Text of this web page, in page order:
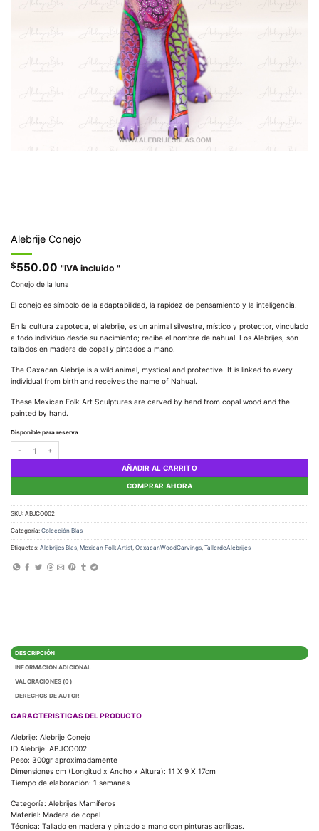
Alebrije Conejo
$550.00 "IVA incluido "
Conejo de la luna
El conejo es símbolo de la adaptabilidad, la rapidez de pensamiento y la inteligencia.
En la cultura zapoteca, el alebrije, es un animal silvestre, místico y protector, vinculado
a todo individuo desde su nacimiento; recibe el nombre de nahual. Los Alebrijes, son
tallados en madera de copal y pintados a mano.
The Oaxacan Alebrije is a wild animal, mystical and protective. It is linked to every
individual from birth and receives the name of Nahual.
These Mexican Folk Art Sculptures are carved by hand from copal wood and the
painted by hand.
Disponible para reserva
AÑADIR AL CARRITO
COMPRAR AHORA
SKU: ABJCO002
Categoría: Colección Blas
Etiquetas: Alebrijes Blas Mexican Folk Artist OaxacanWoodCarvings TallerdeAlebrijes
DESCRIPCIÓN
INFORMACIÓN ADICIONAL
VALORACIONES (0)
DERECHOS DE AUTOR
CARACTERISTICAS DEL PRODUCTO
Alebrije: Alebrije Conejo
ID Alebrije: ABJCO002
Peso: 300gr aproximadamente
Dimensiones cm (Longitud x Ancho x Altura): 11 X 9 X 17cm
Tiempo de elaboración: 1 semanas
Categoría: Alebrijes Mamíferos
Material: Madera de copal
Técnica: Tallado en madera y pintado a mano con pinturas acrílicas.